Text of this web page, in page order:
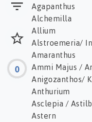
0
Agapanthus
Alchemilla
Allium
Alstroemeria/
Amaranthus
Ammi Majus /
Anigozanthos/
Anthurium
Asclepia /
Astern